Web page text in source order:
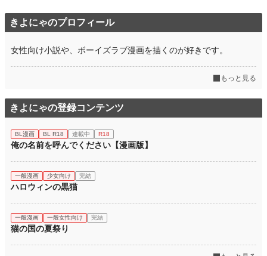
きよにゃのプロフィール
女性向け小説や、ボーイズラブ漫画を描くのが好きです。
もっと見る
きよにゃの登録コンテンツ
BL漫画 BL R18 連載中 R18
俺の名前を呼んでください【漫画版】
一般漫画 少女向け 完結
ハロウィンの黒猫
一般漫画 一般女性向け 完結
猫の国の夏祭り